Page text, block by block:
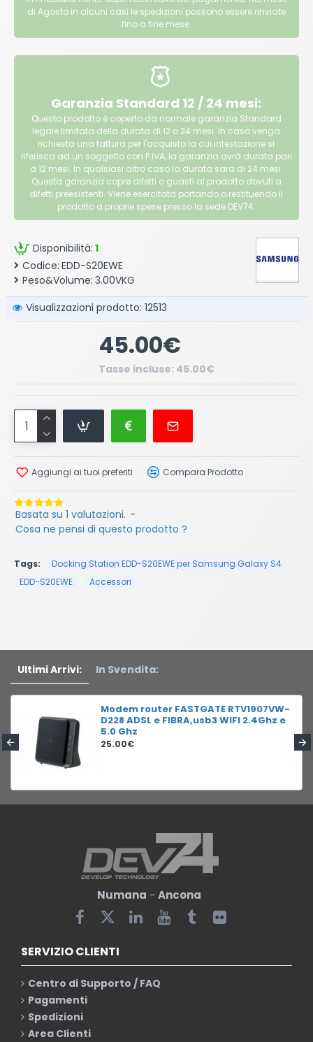
Disponibilità: 1
Codice: EDD-S20EWE
Peso&Volume: 3.00VKG
Visualizzazioni prodotto: 12513
Basata su 1 valutazioni. -
Cosa ne pensi di questo prodotto ?
45.00€
Tasse incluse: 45.00€
Aggiungi ai tuoi preferiti Compara Prodotto
di Agosto in alcuni casi le spedizioni possono essere rinviate
fino a fine mese.
Garanzia Standard 12 / 24 mesi:
Questo prodotto è coperto da normale garanzia Standard
legale limitata della durata di 12 o 24 mesi. In caso venga
richiesta una fattura per l'acquisto la cui intestazione si
riferisca ad un soggetto con P.IVA, la garanzia avrà durata pari
a 12 mesi. In qualsiasi altro caso la durata sara di 24 mesi.
Questa garanzia copre difetti o guasti al prodotto dovuti a
difetti preesistenti. Viene esercitata portando o restituendo il
prodotto a proprie spese presso la sede DEV74.
Tags:
Docking Station EDD-S20EWE per Samsung Galaxy S4
EDD-S20EWE
Accessori
Ultimi Arrivi: In Svendita:
Modem router FASTGATE RTV1907VW-
D228 ADSL e FIBRA,usb3 WIFI 2.4Ghz e
5.0 Ghz
25.00€
Numana - Ancona
SERVIZIO CLIENTI
Centro di Supporto / FAQ
Pagamenti
Spedizioni
Area Clienti